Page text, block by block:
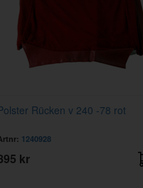
Rücken v 240 -78 rot
1240928
kr